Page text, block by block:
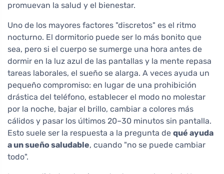
promuevan la salud y el bienestar.
Uno de los mayores factores "discretos" es el ritmo
nocturno. El dormitorio puede ser lo más bonito que
sea, pero si el cuerpo se sumerge una hora antes de
dormir en la luz azul de las pantallas y la mente repasa
tareas laborales, el sueño se alarga. A veces ayuda un
pequeño compromiso: en lugar de una prohibición
drástica del teléfono, establecer el modo no molestar
por la noche, bajar el brillo, cambiar a colores más
cálidos y pasar los últimos 20–30 minutos sin pantalla.
Esto suele ser la respuesta a la pregunta de qué ayuda
a un sueño saludable, cuando "no se puede cambiar
todo".